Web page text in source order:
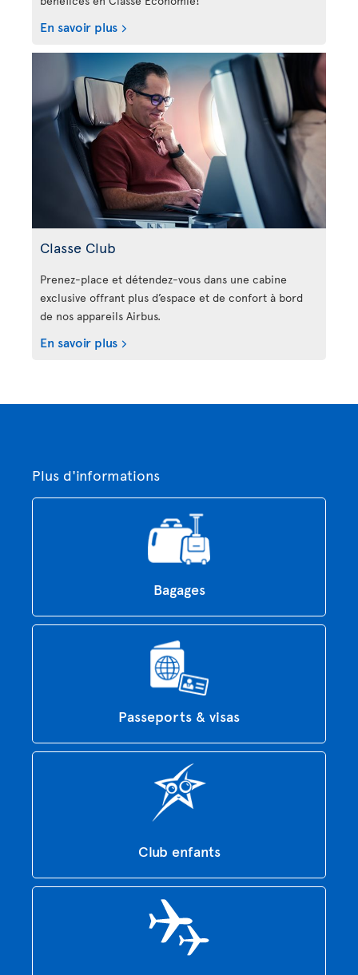
En savoir plus
Classe Club
Prenez-place et détendez-vous dans une cabine
exclusive offrant plus d’espace et de confort à bord
de nos appareils Airbus.
En savoir plus
Plus d'informations
Bagages
Passeports & visas
Club enfants